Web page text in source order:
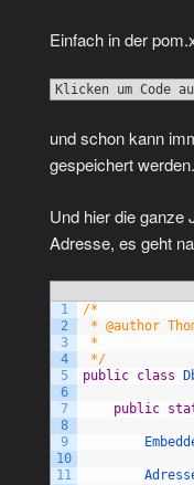
Einfach in der
Klicken um Code
und schon kann
gespeichert werden.
Und hier die ganze
Adresse, es geht
1
2
3
4
5
6
7
8
9
10
11
/*
* @author
*
*/
public class
public